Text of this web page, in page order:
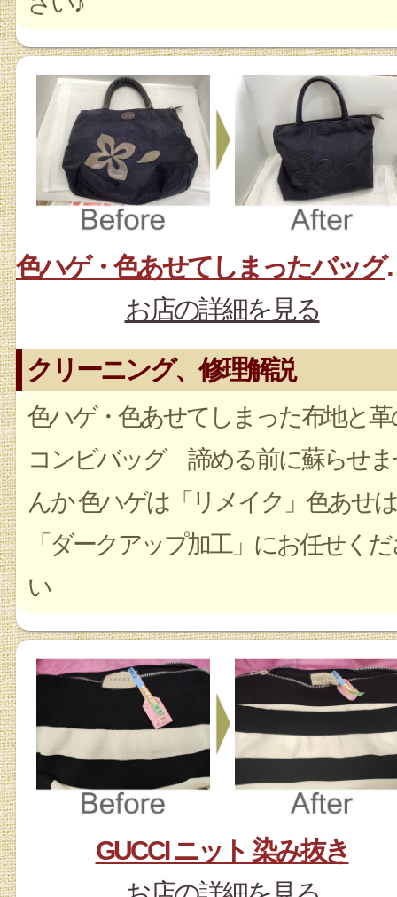
色ハゲ・
お店の詳細を見る
クリーニング、修理解説
色ハゲ・色あせてしまった布地と革
コンビバッグ 諦める前に蘇らせ
んか 色ハゲは「リメイク」色あせは
「ダークアップ加工」にお任せく
い
GUCCI ニット 染み抜き